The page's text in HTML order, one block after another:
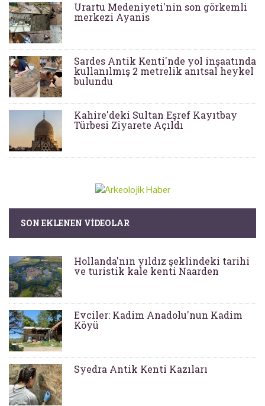
Urartu Medeniyeti'nin son görkemli
merkezi Ayanis
Sardes Antik Kenti'nde yol inşaatında
kullanılmış 2 metrelik anıtsal heykel
bulundu
Kahire'deki Sultan Eşref Kayıtbay
Türbesi Ziyarete Açıldı
SON EKLENEN VIDEOLAR
Hollanda'nın yıldız şeklindeki tarihi
ve turistik kale kenti Naarden
Evciler: Kadim Anadolu'nun Kadim
Köyü
Syedra Antik Kenti Kazıları